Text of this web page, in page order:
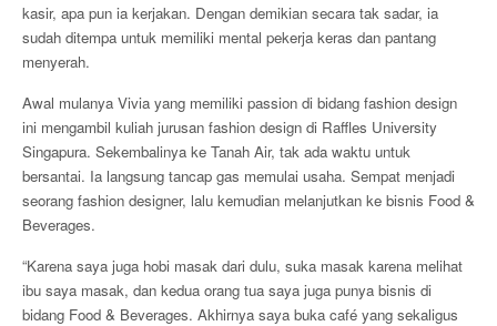
kasir, apa pun ia kerjakan. Dengan demikian secara tak sadar, ia
sudah ditempa untuk memiliki mental pekerja keras dan pantang
menyerah.
Awal mulanya Vivia yang memiliki passion di bidang fashion design
ini mengambil kuliah jurusan fashion design di Raffles University
Singapura. Sekembalinya ke Tanah Air, tak ada waktu untuk
bersantai. Ia langsung tancap gas memulai usaha. Sempat menjadi
seorang fashion designer, lalu kemudian melanjutkan ke bisnis Food &
Beverages.
“Karena saya juga hobi masak dari dulu, suka masak karena melihat
ibu saya masak, dan kedua orang tua saya juga punya bisnis di
bidang Food & Beverages. Akhirnya saya buka café yang sekaligus